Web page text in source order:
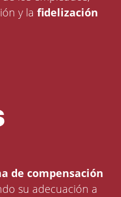
y lafidelización
de compensación
su adecuación a